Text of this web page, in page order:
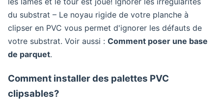
du substrat – Le noyau rigide de votre planche à
clipser en PVC vous permet d'ignorer les défauts de
votre substrat. Voir aussi : Comment poser une base
de parquet.
Comment installer des palettes PVC
clipsables?